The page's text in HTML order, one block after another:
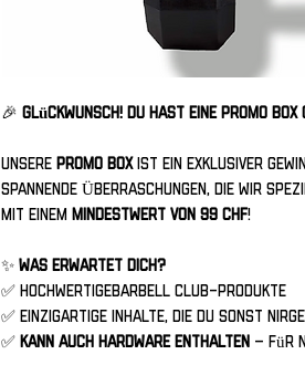
🎉 Glückwunsch! Du hast eine PROMO BOX
Unsere PROMO BOXist ein exklusiver
spannende Überraschungen, die wir
mit einem
Mindestwert von 99 CHF!
✨ Was erwartet dich?
✅ HochwertigeBarbell Club-Produkte
✅ Einzigartige Inhalte, die du sonst
✅ Kann auch Hardware enthalten – für